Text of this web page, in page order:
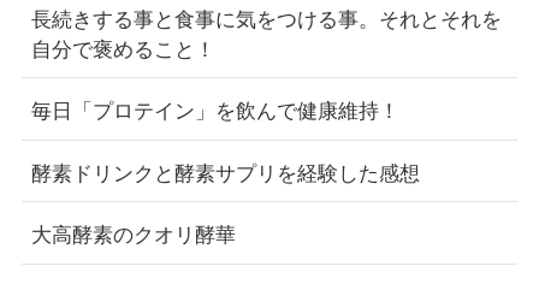
長続きする事と食事に気をつける事。それとそれを
自分で褒めること！
毎日「プロテイン」を飲んで健康維持！
酵素ドリンクと酵素サプリを経験した感想
大高酵素のクオリ酵華